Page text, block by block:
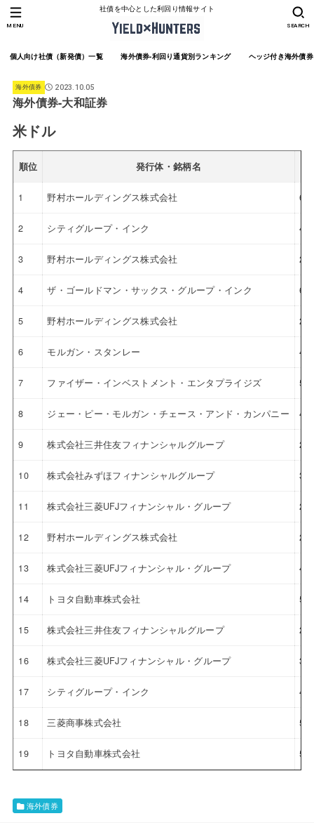
社債を中心とした利回り情報サイト
個人向け社債（新発債）一覧 海外債券-利回り通貨別ランキング ヘッジ付き海外債
SEARCH
MENU
海外債券 2023.10.05
海外債券-大和証券
米ドル
順位 発行体・銘柄名
1 野村ホールディングス株式会社
2 シティグループ・インク
3 野村ホールディングス株式会社
4 ザ・ゴールドマン・サックス・グループ・インク
5 野村ホールディングス株式会社
6 モルガン・スタンレー
7 ファイザー・インベストメント・エンタプライジズ
8 ジェー・ピー・モルガン・チェース・アンド・カンパニー
9 株式会社三井住友フィナンシャルグループ
10 株式会社みずほフィナンシャルグループ
11 株式会社三菱UFJフィナンシャル・グループ
12 野村ホールディングス株式会社
13 株式会社三菱UFJフィナンシャル・グループ
14 トヨタ自動車株式会社
15 株式会社三井住友フィナンシャルグループ
16 株式会社三菱UFJフィナンシャル・グループ
17 シティグループ・インク
18 三菱商事株式会社
19 トヨタ自動車株式会社
海外債券